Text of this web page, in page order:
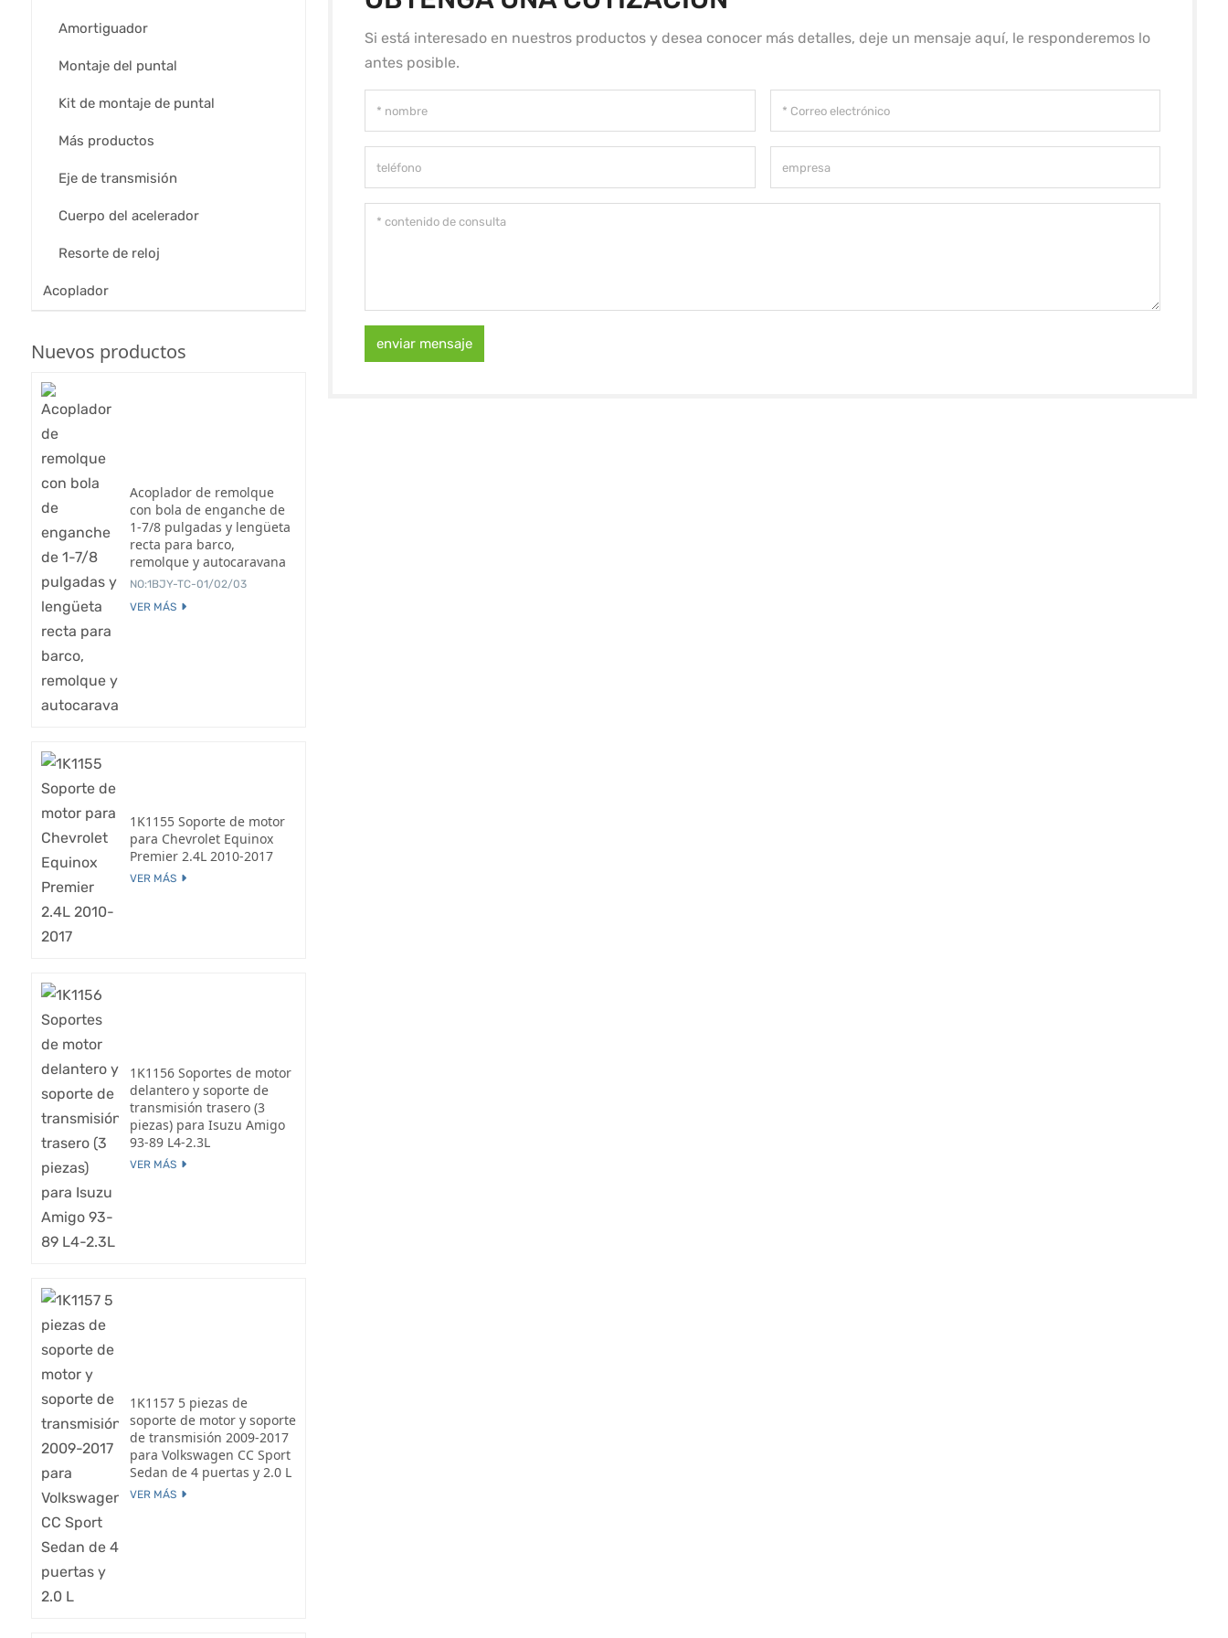
Si está interesado en nuestros productos y desea conocer más detalles, deje un mensaje aquí, le responderemos lo
antes posible.
enviar mensaje
Amortiguador
Montaje del puntal
Kit de montaje de puntal
Más productos
Eje de transmisión
Cuerpo del acelerador
Resorte de reloj
Acoplador
Nuevos productos
Acoplador de remolque
con bola de enganche de
1-7/8 pulgadas y lengüeta
recta para barco,
remolque y autocaravana
NO:1BJY-TC-01/02/03
VER MÁS
1K1155 Soporte de motor
para Chevrolet Equinox
Premier 2.4L 2010-2017
VER MÁS
1K1156 Soportes de motor
delantero y soporte de
transmisión trasero (3
piezas) para Isuzu Amigo
93-89 L4-2.3L
VER MÁS
1K1157 5 piezas de
soporte de motor y soporte
de transmisión 2009-2017
para Volkswagen CC Sport
Sedan de 4 puertas y 2.0 L
VER MÁS